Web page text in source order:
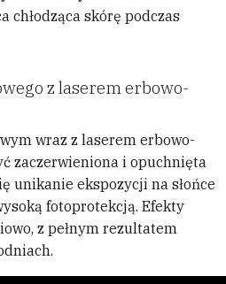
chłodząca skórę podczas
z laserem erbowo-
wraz z laserem erbowo-
zaczerwieniona i opuchnięta
unikanie ekspozycji na słońce
fotoprotekcją. Efekty
z pełnym rezultatem